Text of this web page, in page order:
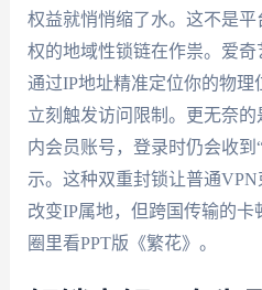
权益就悄悄缩了水。这不是
权的地域性锁链在作祟。爱
通过IP地址精准定位你的物理
立刻触发访问限制。更无奈
内会员账号，登录时仍会收
示。这种双重封锁让普通
改变IP属地，但跨国传输的
圈里看PPT版《繁花》。